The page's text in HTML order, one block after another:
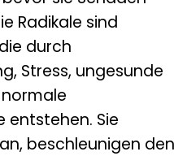
Radikale sind
durch
Stress, ungesunde
entstehen. Sie
beschleunigen den